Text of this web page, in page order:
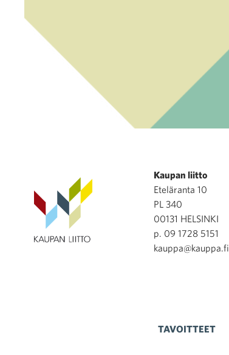
Kaupan liitto
Eteläranta 10
PL 340
00131 HELSINKI
p. 09 1728 5151
kauppa@kauppa.fi
TAVOITTEET